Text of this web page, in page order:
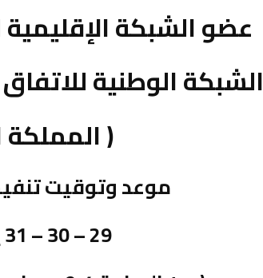
عضو الشبكة
الشبكة الوطنية
( المملكة
موعد وتوقيت تنفيذ
29 – 30 – 31 يناير 2024م